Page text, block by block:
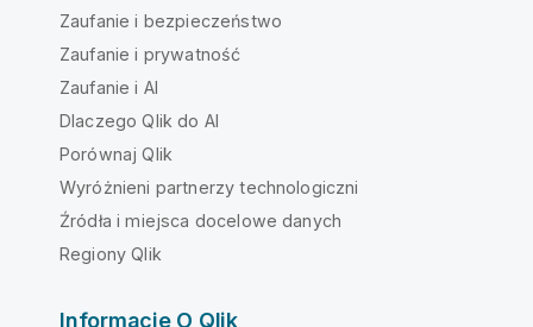
Zaufanie i bezpieczeństwo
Zaufanie i prywatność
Zaufanie i AI
Dlaczego Qlik do AI
Porównaj Qlik
Wyróżnieni partnerzy technologiczni
Źródła i miejsca docelowe danych
Regiony Qlik
Informacje O Qlik